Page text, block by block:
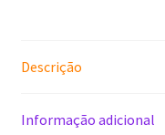
Descrição
Informação adicional